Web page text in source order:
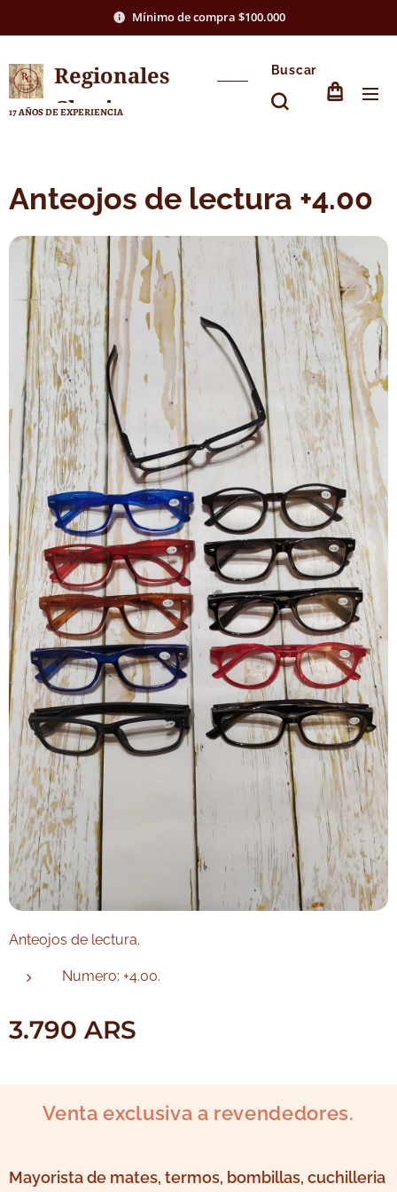
Mínimo de compra $100.000
Regionales
Chasico
17 AÑOS DE EXPERIENCIA
Buscar
Anteojos de lectura +4.00
Anteojos de lectura.
Numero: +4.00.
3.790 ARS
Venta exclusiva a revendedores.
Mayorista de mates, termos, bombillas, cuchilleria